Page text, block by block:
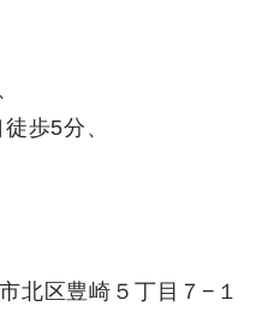
歩5分、
北区豊崎５丁目７−１